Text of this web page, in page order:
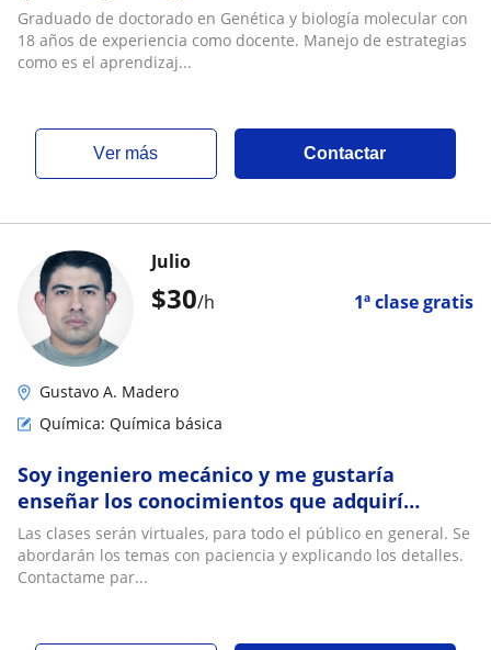
Graduado de doctorado en Genética y biología molecular con
18 años de experiencia como docente. Manejo de estrategias
como es el aprendizaj...
ver más Contactar
$30/h 1ª clase gratis
Julio
Gustavo A. Madero
Química: Química básica
Soy ingeniero mecánico y me gustaría
enseñar los conocimientos que adquirí
durante mi carrera
Las clases serán virtuales, para todo el público en general. Se
abordarán los temas con paciencia y explicando los detalles.
Contactame par...